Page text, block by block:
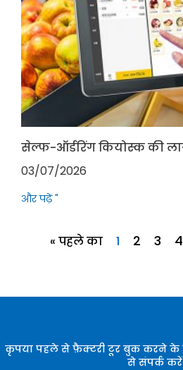
सेल्फ-ऑर्डरिंग कियोस्क की
03/07/2026
और पढ़ें "
« पहले का 1 2 3 4
कृपया पहले से फ़ैक्टरी टूर बुक करने के
से संपर्क करें